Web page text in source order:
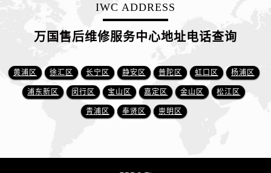
IWC ADDRESS
万国售后维修服务中心地址电话查询
黄浦区 徐汇区 长宁区 静安区 普陀区 虹口区 杨浦区
浦东新区 闵行区 宝山区 嘉定区 金山区 松江区
青浦区 奉贤区 崇明区